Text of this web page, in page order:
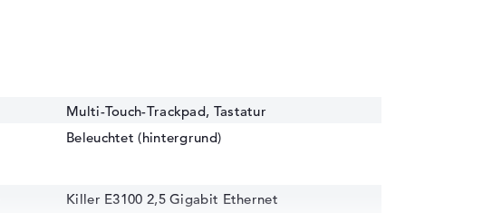
Multi-Touch-Trackpad, Tastatur
Beleuchtet (hintergrund)
Killer E3100 2,5 Gigabit Ethernet